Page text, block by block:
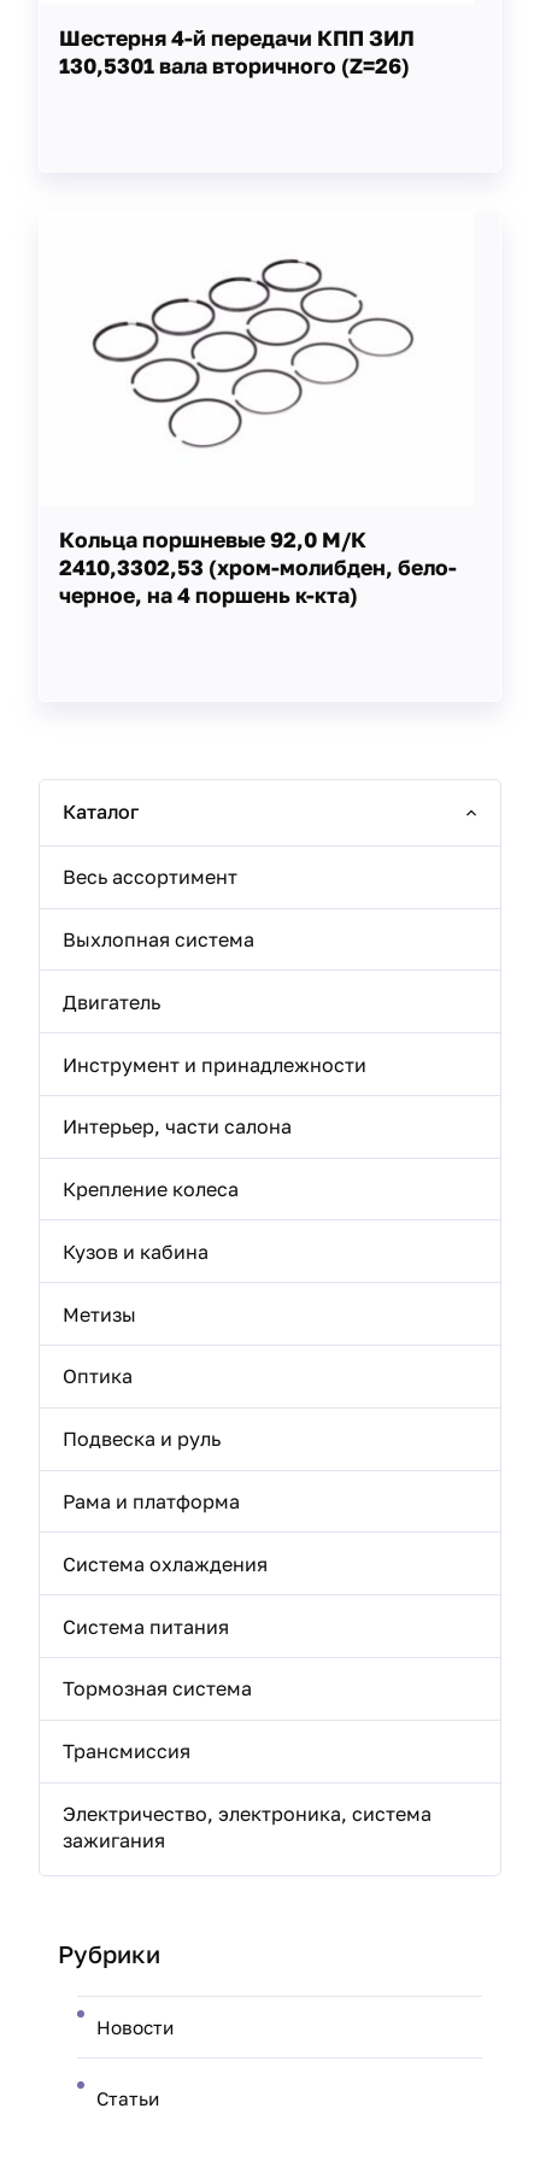
Шестерня 4-й передачи КПП ЗИЛ
130,5301 вала вторичного (Z=26)
Кольца поршневые 92,0 М/К
2410,3302,53 (хром-молибден, бело-
черное, на 4 поршень к-кта)
Каталог
Весь ассортимент
Выхлопная система
Двигатель
Инструмент и принадлежности
Интерьер, части салона
Крепление колеса
Кузов и кабина
Метизы
Оптика
Подвеска и руль
Рама и платформа
Система охлаждения
Система питания
Тормозная система
Трансмиссия
Электричество, электроника, система
зажигания
Рубрики
Новости
Статьи